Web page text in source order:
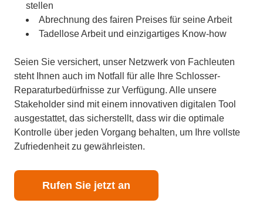
stellen
Abrechnung des fairen Preises für seine Arbeit
Tadellose Arbeit und einzigartiges Know-how
Seien Sie versichert, unser Netzwerk von Fachleuten
steht Ihnen auch im Notfall für alle Ihre Schlosser-
Reparaturbedürfnisse zur Verfügung. Alle unsere
Stakeholder sind mit einem innovativen digitalen Tool
ausgestattet, das sicherstellt, dass wir die optimale
Kontrolle über jeden Vorgang behalten, um Ihre vollste
Zufriedenheit zu gewährleisten.
Rufen Sie jetzt an